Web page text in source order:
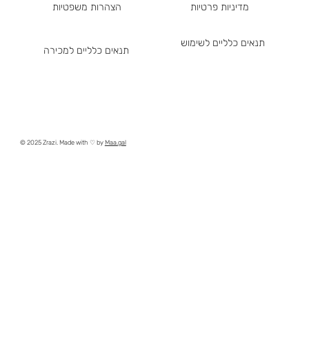
מדיניות פרטיות
תנאים כלליים למכירה
תנאים כלליים לשימוש
הצהרות משפטיות
© 2025 Zrazi. Made with ♡ byMaa.gal